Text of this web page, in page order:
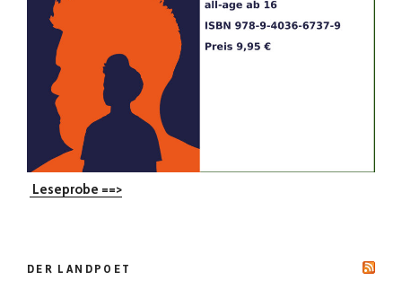
Leseprobe ==>
DER LANDPOET